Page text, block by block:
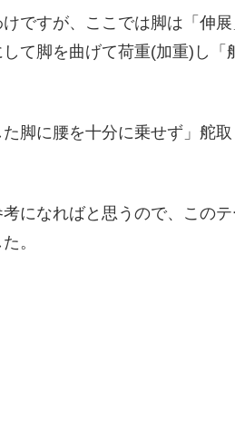
ですが、ここでは脚は「伸
て脚を曲げて荷重(加重)し「
に腰を十分に乗せず」舵取
なればと思うので、このテ
。